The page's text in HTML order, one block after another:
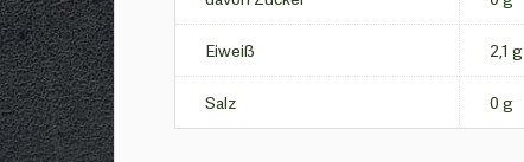
Eiweiß 2,1 g
Salz 0 g